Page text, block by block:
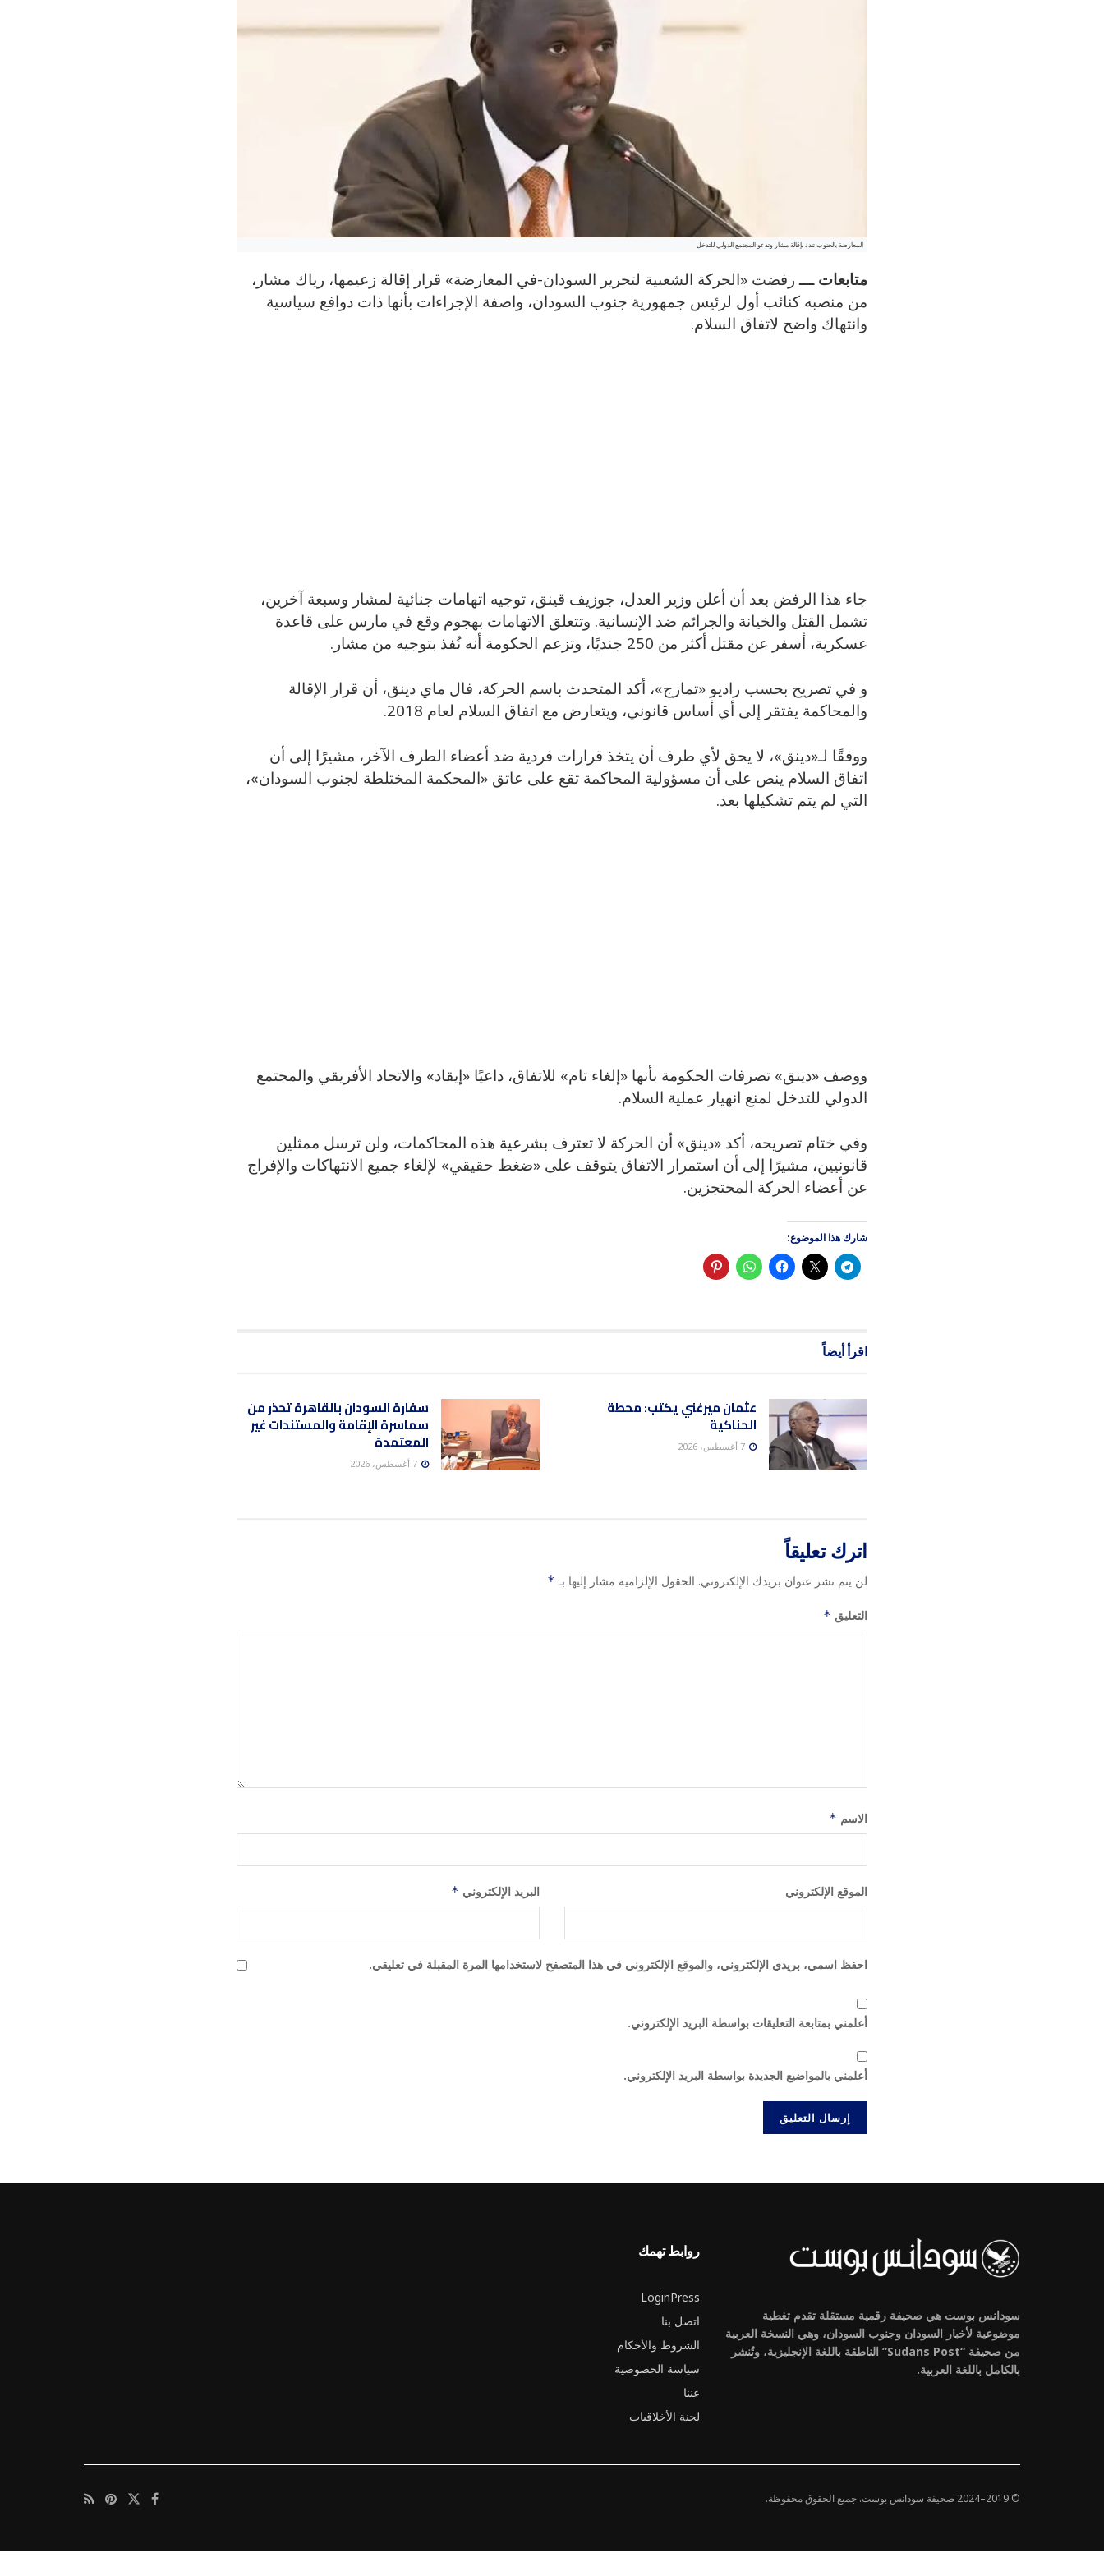
المعارضة بالجنوب تندد بإقالة مشار وتدعو المجتمع الدولي للتدخل
متابعات ـــرفضت «الحركة الشعبية لتحرير السودان-في المعارضة» قرار إقالة زعيمها، رياك مشار،
من منصبه كنائب أول لرئيس جمهورية جنوب السودان، واصفة الإجراءات بأنها ذات دوافع سياسية
وانتهاك واضح لاتفاق السلام.
جاء هذا الرفض بعد أن أعلن وزير العدل، جوزيف قينق، توجيه اتهامات جنائية لمشار وسبعة آخرين،
تشمل القتل والخيانة والجرائم ضد الإنسانية. وتتعلق الاتهامات بهجوم وقع في مارس على قاعدة
عسكرية، أسفر عن مقتل أكثر من 250 جنديًا، وتزعم الحكومة أنه نُفذ بتوجيه من مشار.
و في تصريح بحسب راديو «تمازج»، أكد المتحدث باسم الحركة، فال ماي دينق، أن قرار الإقالة
والمحاكمة يفتقر إلى أي أساس قانوني، ويتعارض مع اتفاق السلام لعام 2018.
ووفقًا لـ«دينق»، لا يحق لأي طرف أن يتخذ قرارات فردية ضد أعضاء الطرف الآخر، مشيرًا إلى أن
اتفاق السلام ينص على أن مسؤولية المحاكمة تقع على عاتق «المحكمة المختلطة لجنوب السودان»،
التي لم يتم تشكيلها بعد.
ووصف «دينق» تصرفات الحكومة بأنها «إلغاء تام» للاتفاق، داعيًا «إيقاد» والاتحاد الأفريقي والمجتمع
الدولي للتدخل لمنع انهيار عملية السلام.
وفي ختام تصريحه، أكد «دينق» أن الحركة لا تعترف بشرعية هذه المحاكمات، ولن ترسل ممثلين
قانونيين، مشيرًا إلى أن استمرار الاتفاق يتوقف على «ضغط حقيقي» لإلغاء جميع الانتهاكات والإفراج
عن أعضاء الحركة المحتجزين.
شارك هذا الموضوع:
اقرأ أيضاً
عثمان ميرغني يكتب: محطة
الحناكية
سفارة السودان بالقاهرة تحذر من
سماسرة الإقامة والمستندات غير
المعتمدة
اترك تعليقاً
لن يتم نشر عنوان بريدك الإلكتروني. الحقول الإلزامية مشار إليها بـ *
التعليق *
الاسم *
البريد الإلكتروني * الموقع الإلكتروني
احفظ اسمي، بريدي الإلكتروني، والموقع الإلكتروني في هذا المتصفح لاستخدامها المرة المقبلة في تعليقي.
أعلمني بمتابعة التعليقات بواسطة البريد الإلكتروني.
أعلمني بالمواضيع الجديدة بواسطة البريد الإلكتروني.
سودانس بوست هي صحيفة رقمية مستقلة تقدم تغطية
موضوعية لأخبار السودان وجنوب السودان، وهي النسخة العربية
من صحيفة “Sudans Post” الناطقة باللغة الإنجليزية، وتُنشر
بالكامل باللغة العربية.
روابط تهمك
LoginPress
اتصل بنا
الشروط والأحكام
سياسة الخصوصية
عننا
لجنة الأخلاقيات
© 2019–2024 صحيفة سودانس بوست. جميع الحقوق محفوظة.